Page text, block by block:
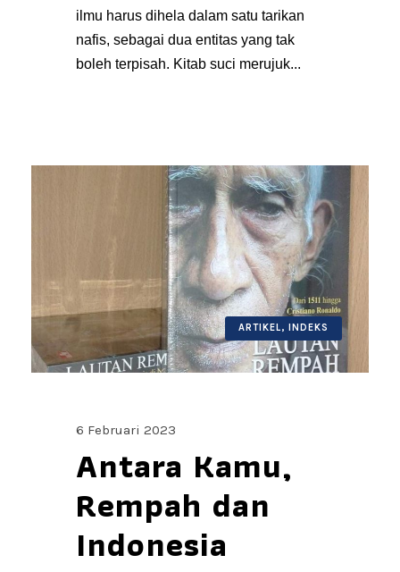
ilmu harus dihela dalam satu tarikan
nafis, sebagai dua entitas yang tak
boleh terpisah. Kitab suci merujuk...
ARTIKEL, INDEKS
6 Februari 2023
Antara Kamu,
Rempah dan
Indonesia